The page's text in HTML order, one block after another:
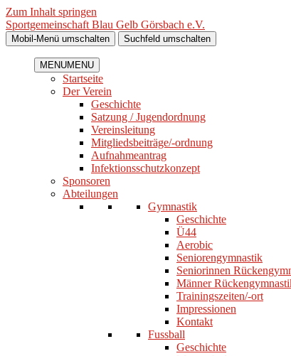
Zum Inhalt springen
Sportgemeinschaft Blau Gelb Görsbach e.V.
Mobil-Menü umschalten Suchfeld umschalten
MENUMENU
Startseite
Der Verein
Geschichte
Satzung / Jugendordnung
Vereinsleitung
Mitgliedsbeiträge/-ordnung
Aufnahmeantrag
Infektionsschutzkonzept
Sponsoren
Abteilungen
Gymnastik
Geschichte
Ü44
Aerobic
Seniorengymnastik
Seniorinnen
Männer
Trainingszeiten/-ort
Impressionen
Kontakt
Fussball
Geschichte